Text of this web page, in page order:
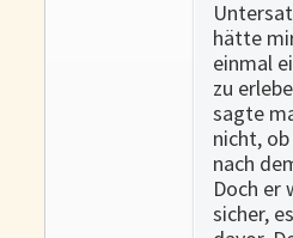
hätte
einmal
zu
sagte
nicht,
nach
Doch er
sicher,